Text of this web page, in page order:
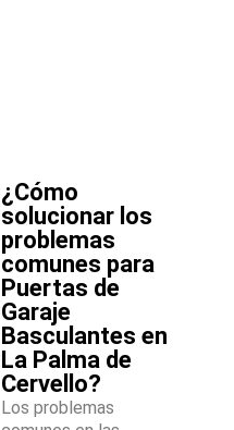
¿Cómo
solucionar los
problemas
comunes para
Puertas de
Garaje
Basculantes en
La Palma de
Cervello?
Los problemas